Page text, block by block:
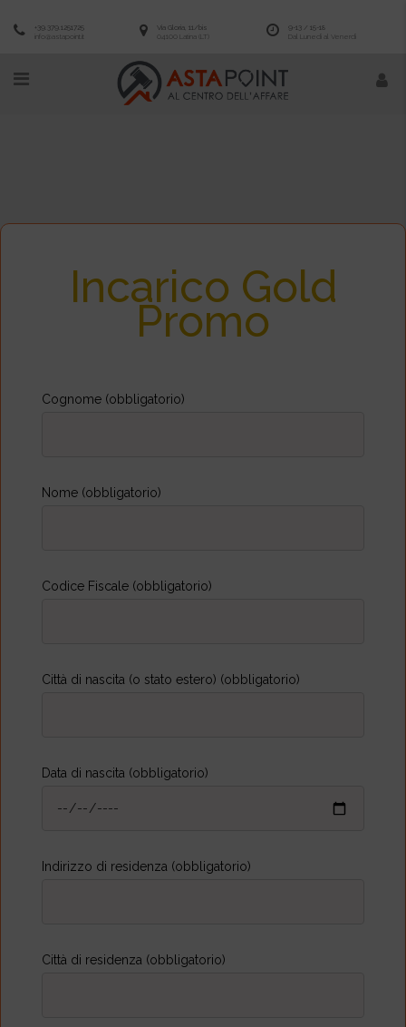
9-13 / 15-18
Dal Lunedì al Venerdì
Via Gloria, 11/bis
04100 Latina (LT)
+39.379.1251725
info@astapoint.it
Incarico Gold
Promo
Cognome (obbligatorio)
Nome (obbligatorio)
Codice Fiscale (obbligatorio)
Città di nascita (o stato estero) (obbligatorio)
Data di nascita (obbligatorio)
Indirizzo di residenza (obbligatorio)
Città di residenza (obbligatorio)